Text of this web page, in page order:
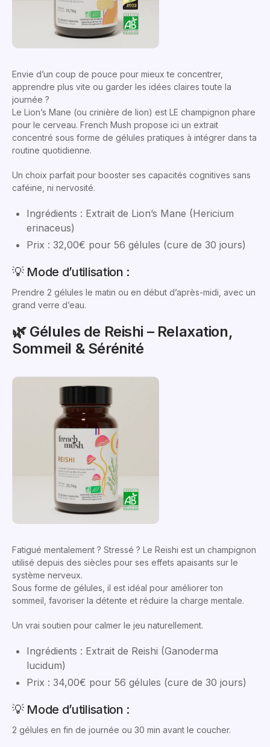
Envie d’un coup de pouce pour mieux te concentrer,
apprendre plus vite ou garder les idées claires toute la
journée ?
Le Lion’s Mane (ou crinière de lion) est LE champignon phare
pour le cerveau. French Mush propose ici un extrait
concentré sous forme de gélules pratiques à intégrer dans ta
routine quotidienne.
Un choix parfait pour booster ses capacités cognitives sans
caféine, ni nervosité.
Ingrédients : Extrait de Lion’s Mane (Hericium
erinaceus)
Prix : 32,00€ pour 56 gélules (cure de 30 jours)
💡 Mode d’utilisation :
Prendre 2 gélules le matin ou en début d’après-midi, avec un
grand verre d’eau.
🌿 Gélules de Reishi – Relaxation,
Sommeil & Sérénité
Fatigué mentalement ? Stressé ? Le Reishi est un champignon
utilisé depuis des siècles pour ses effets apaisants sur le
système nerveux.
Sous forme de gélules, il est idéal pour améliorer ton
sommeil, favoriser la détente et réduire la charge mentale.
Un vrai soutien pour calmer le jeu naturellement.
Ingrédients : Extrait de Reishi (Ganoderma
lucidum)
Prix : 34,00€ pour 56 gélules (cure de 30 jours)
💡 Mode d’utilisation :
2 gélules en fin de journée ou 30 min avant le coucher.